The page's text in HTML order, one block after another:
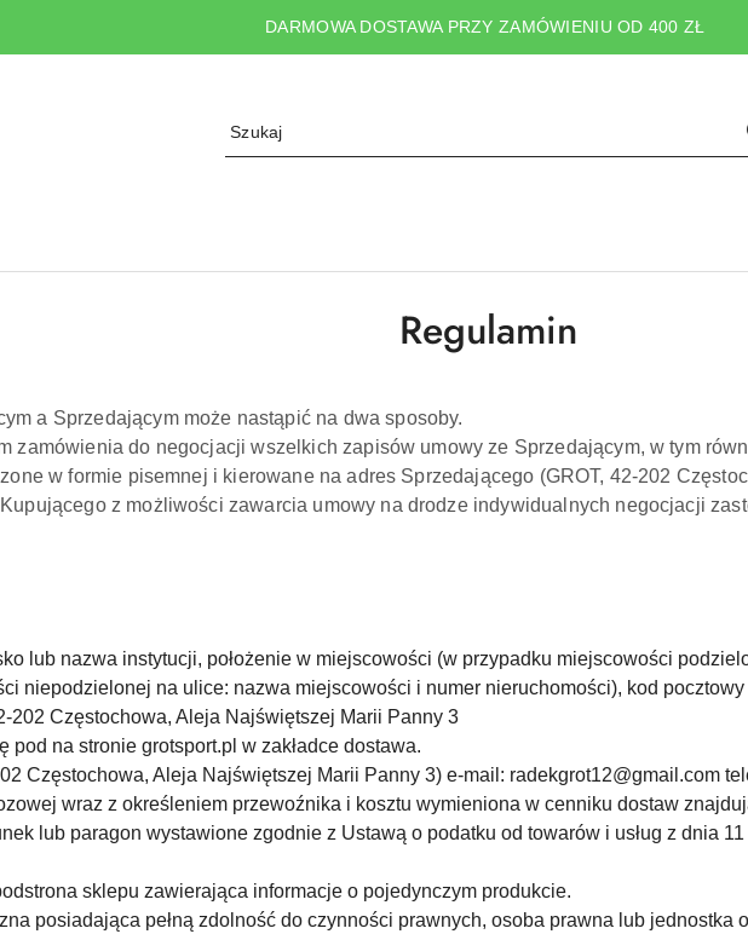
DARMOWA DOSTAWA PRZY ZAMÓWIENIU OD 400 ZŁ
Regulamin
a Sprzedającym może nastąpić na dwa sposoby.
zamówienia do negocjacji wszelkich zapisów umowy ze Sprzedającym, w tym
w formie pisemnej i kierowane na adres Sprzedającego (GROT, 42-202
z możliwości zawarcia umowy na drodze indywidualnych negocjacji
lub nazwa instytucji, położenie w miejscowości (w przypadku miejscowości
niepodzielonej na ulice: nazwa miejscowości i numer nieruchomości), kod
202 Częstochowa, Aleja Najświętszej Marii Panny 3
pod na stronie grotsport.pl w zakładce dostawa.
Częstochowa, Aleja Najświętszej Marii Panny 3) e-mail: radekgrot12@gmail.com
wraz z określeniem przewoźnika i kosztu wymieniona w cenniku dostaw
lub paragon wystawione zgodnie z Ustawą o podatku od towarów i usług z dnia
sklepu zawierająca informacje o pojedynczym produkcie.
posiadająca pełną zdolność do czynności prawnych, osoba prawna lub